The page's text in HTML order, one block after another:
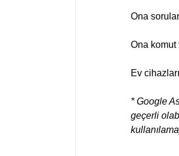
Ona
Ona komut
Ev
* Google
geçerli